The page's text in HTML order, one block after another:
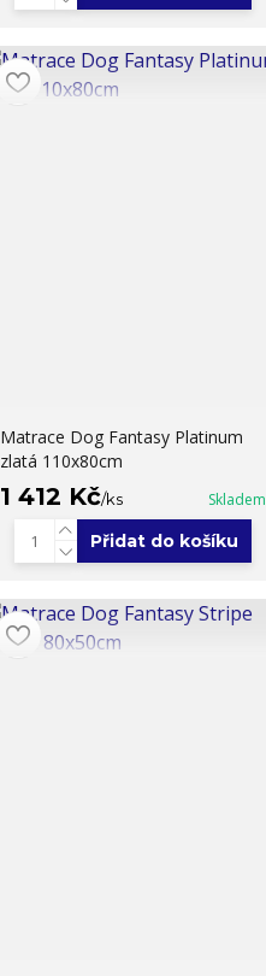
Matrace Dog Fantasy Platinum
zlatá 110x80cm
1 412 Kč/ks Skladem
Přidat do košíku